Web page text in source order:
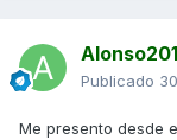
Publicado
Me presento desde